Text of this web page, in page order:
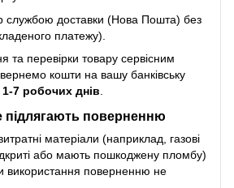
службою доставки (Нова Пошта) без
платежу).
та перевірки товару сервісним
кошти на вашу банківську
1-7 робочих днів
підлягають поверненню
матеріали (наприклад, газові
або мають пошкоджену пломбу)
використання поверненню не